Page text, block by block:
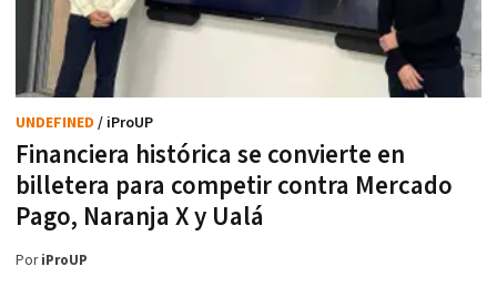
Financiera histórica se convierte en
billetera para competir contra Mercado
Pago, Naranja X y Ualá
UNDEFINED / iProUP
PoriProUP